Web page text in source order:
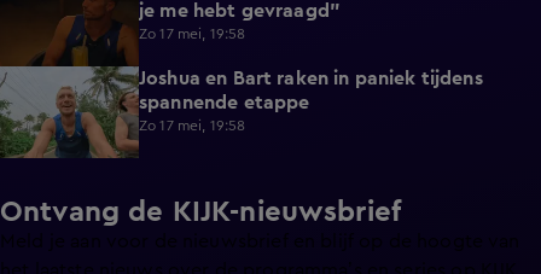
je me hebt gevraagd"
Zo 17 mei, 19:58
5:00
Joshua en Bart raken in paniek tijdens
spannende etappe
Zo 17 mei, 19:58
Ontvang de KIJK-nieuwsbrief
Meld je aan voor de nieuwsbrief en blijf op de hoogte van